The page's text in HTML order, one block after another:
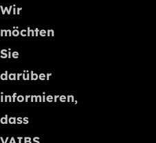
Wir
möchten
Sie
darüber
informieren,
dass